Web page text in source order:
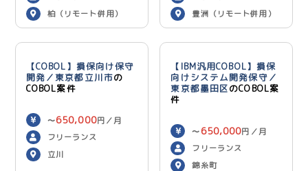
柏（リモート併用）
豊洲（リモート併用）
【COBOL】損保向け保守
開発／東京都立川市の
COBOL案件
〜650,000円／月
フリーランス
立川
【IBM汎用COBOL】損保
向けシステム開発保守／
東京都墨田区のCOBOL案
件
〜 650,000円／月
フリーランス
錦糸町